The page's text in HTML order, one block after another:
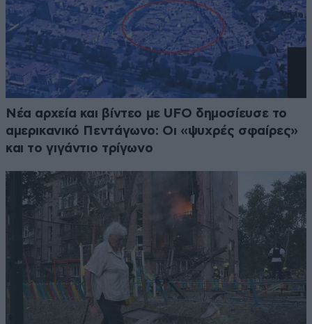
Νέα αρχεία και βίντεο με UFO δημοσίευσε το
αμερικανικό Πεντάγωνο: Οι «ψυχρές σφαίρες»
και το γιγάντιο τρίγωνο